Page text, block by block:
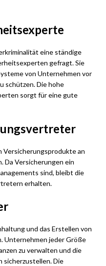
eine ständige
gefragt. Sie
von Unternehmen vor
schützen. Die hohe
sorgt für eine gute
an
Da Versicherungen ein
sind, bleibt die
erhalten.
und das Erstellen von
Unternehmen jeder Größe
zu verwalten und die
sicherzustellen. Die